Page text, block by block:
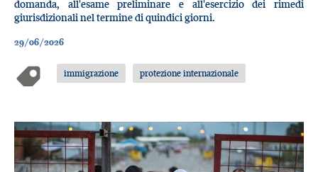
domanda, all'esame preliminare e all'esercizio dei rimedi
giurisdizionali nel termine di quindici giorni.
29/06/2026
immigrazione protezione internazionale